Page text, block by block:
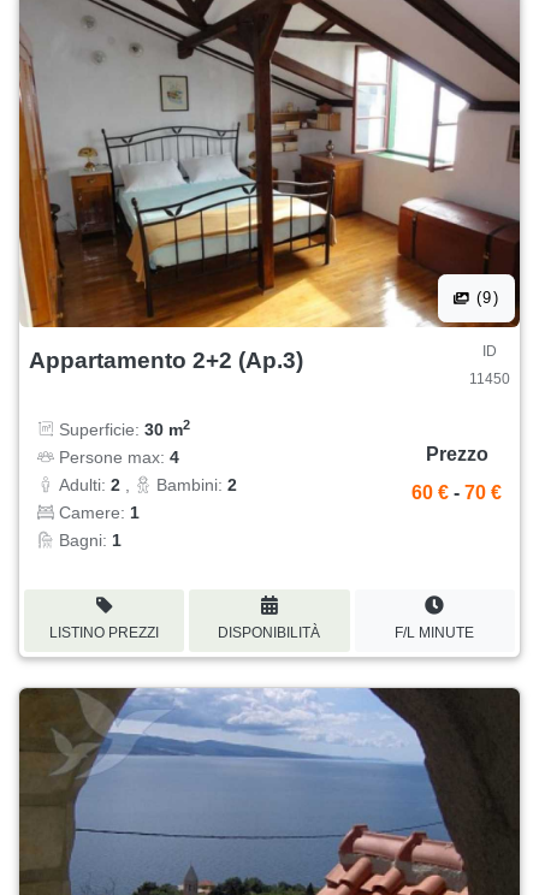
(9)
Appartamento 2+2 (Ap.3)
ID
11450
Superficie: 30 m2
Persone max: 4
Adulti: 2 , Bambini: 2
Camere: 1
Bagni: 1
Prezzo
60 € - 70 €
LISTINO PREZZI DISPONIBILITÀ F/L MINUTE